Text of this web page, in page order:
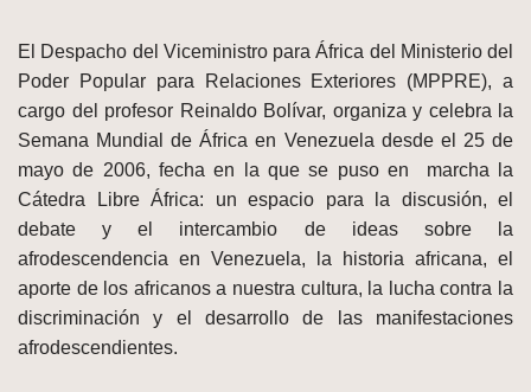
El Despacho del Viceministro para África del Ministerio del
Poder Popular para Relaciones Exteriores (MPPRE), a
cargo del profesor Reinaldo Bolívar, organiza y celebra la
Semana Mundial de África en Venezuela desde el 25 de
mayo de 2006, fecha en la que se puso en marcha la
Cátedra Libre África: un espacio para la discusión, el
debate y el intercambio de ideas sobre la
afrodescendencia en Venezuela, la historia africana, el
aporte de los africanos a nuestra cultura, la lucha contra la
discriminación y el desarrollo de las manifestaciones
afrodescendientes.